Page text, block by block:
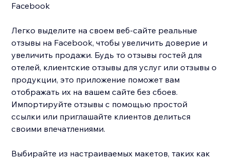
Facebook
Легко выделите на своем веб-сайте реальные
отзывы на Facebook, чтобы увеличить доверие и
увеличить продажи. Будь то отзывы гостей для
отелей, клиентские отзывы для услуг или отзывы о
продукции, это приложение поможет вам
отображать их на вашем сайте без сбоев.
Импортируйте отзывы с помощью простой
ссылки или приглашайте клиентов делиться
своими впечатлениями.
Выбирайте из настраиваемых макетов, таких как